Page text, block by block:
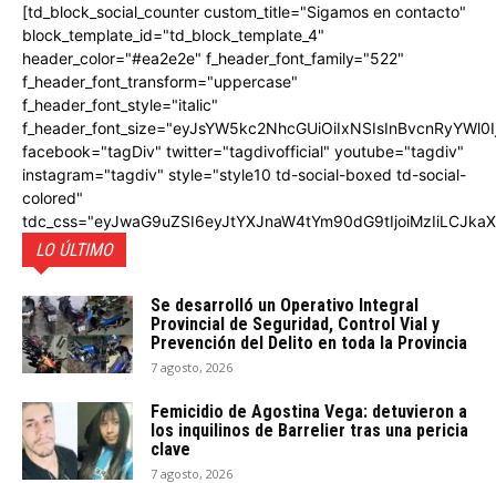
[td_block_social_counter custom_title="Sigamos en contacto"
block_template_id="td_block_template_4"
header_color="#ea2e2e" f_header_font_family="522"
f_header_font_transform="uppercase"
f_header_font_style="italic"
facebook="tagDiv" twitter="tagdivofficial" youtube="tagdiv"
instagram="tagdiv" style="style10 td-social-boxed td-social-
colored"
LO ÚLTIMO
Se desarrolló un Operativo Integral
Provincial de Seguridad, Control Vial y
Prevención del Delito en toda la Provincia
7 agosto, 2026
Femicidio de Agostina Vega: detuvieron a
los inquilinos de Barrelier tras una pericia
clave
7 agosto, 2026